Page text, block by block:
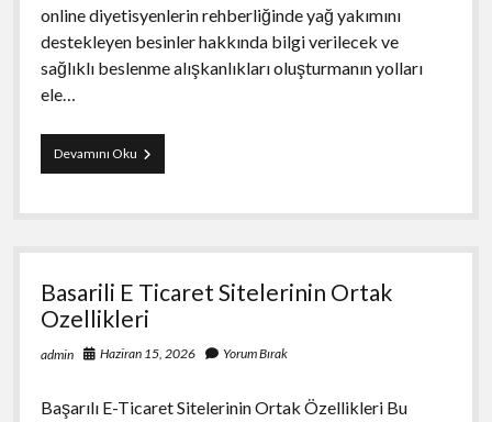
online diyetisyenlerin rehberliğinde yağ yakımını
destekleyen besinler hakkında bilgi verilecek ve
sağlıklı beslenme alışkanlıkları oluşturmanın yolları
ele…
Devamını OkuOnline
Diyetisyen
Yag
Besinler
Basarili E Ticaret Sitelerinin Ortak
Ozellikleri
admin Haziran 15, 2026 Yorum Bırak
Başarılı E-Ticaret Sitelerinin Ortak Özellikleri Bu